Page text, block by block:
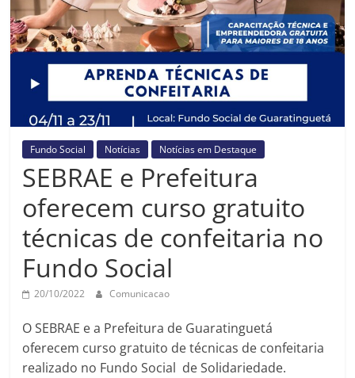
Estância
Turística
Guaratinguetá
Fundo Social Notícias Notícias em Destaque
SEBRAE e Prefeitura
oferecem curso gratuito
técnicas de confeitaria no
Fundo Social
20/10/2022 Comunicacao
O SEBRAE e a Prefeitura de Guaratinguetá
oferecem curso gratuito de técnicas de confeitaria
realizado no Fundo Social de Solidariedade.